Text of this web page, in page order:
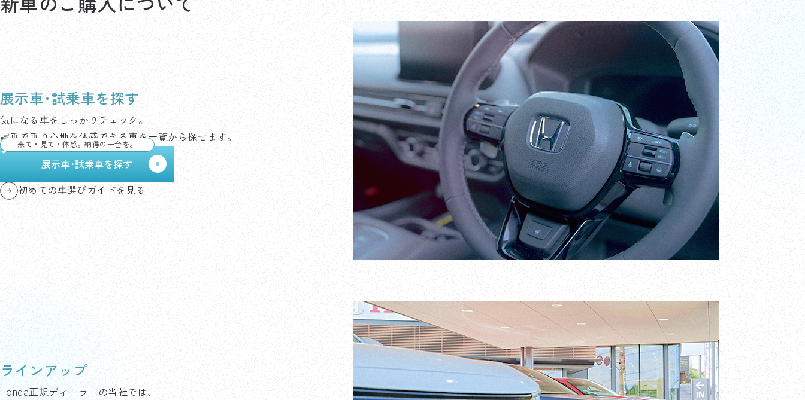
新車のご購入について
展示車･試乗車を探す
気になる車をしっかりチェック。
試乗で乗り心地を体感できる車を一覧から探せます。
来て・見て・体感。納得の一台を。
展示車･試乗車を探す
初めての車選びガイドを見る
ラインアップ
Honda正規ディーラーの当社では、